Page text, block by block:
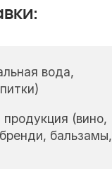
вода,
(вино,
бальзамы,